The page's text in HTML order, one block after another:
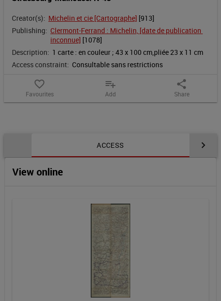
Creator(s): Michelin et cie [Cartographe] [913]
Publishing: Clermont-Ferrand : Michelin, [date de publication
inconnue] [1078]
Description: 1 carte : en couleur ; 43 x 100 cm,pliée 23 x 11 cm
Access constraint: Consultable sans restrictions
favorite_border
Favourites
playlist_add
Add
share
Share
ACCESS
View online